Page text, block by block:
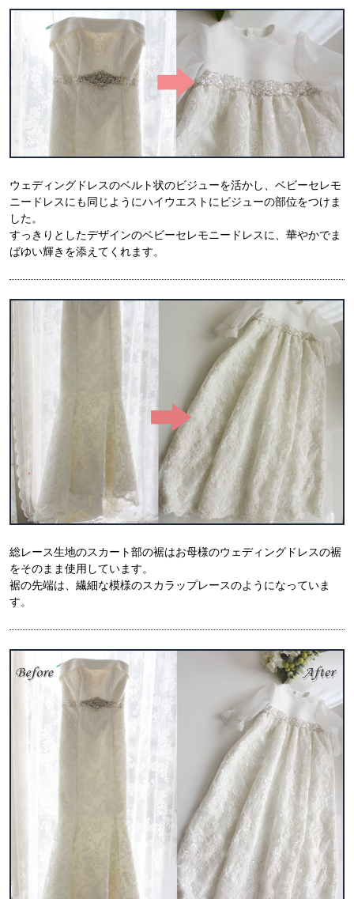
ウェディングドレスのベルト状のビジューを活かし、ベビーセレモ
ニードレスにも同じようにハイウエストにビジューの部位をつけま
した。
すっきりとしたデザインのベビーセレモニードレスに、華やかでま
ばゆい輝きを添えてくれます。
総レース生地のスカート部の裾はお母様のウェディングドレスの裾
をそのまま使用しています。
裾の先端は、繊細な模様のスカラップレースのようになっていま
す。